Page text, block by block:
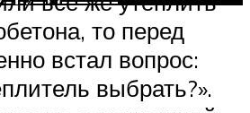
то перед
встал вопрос:
выбрать?».